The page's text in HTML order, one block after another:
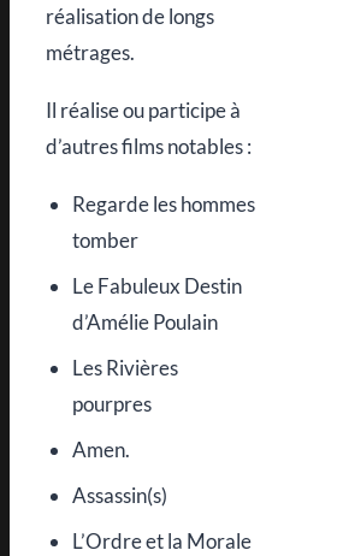
réalisation de longs
métrages.
Il réalise ou participe à
d’autres films notables :
Regarde les hommes
tomber
Le Fabuleux Destin
d’Amélie Poulain
Les Rivières
pourpres
Amen.
Assassin(s)
L’Ordre et la Morale